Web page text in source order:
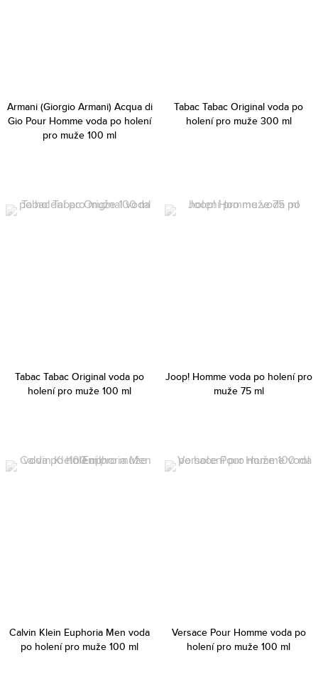
Armani (Giorgio Armani) Acqua di
Gio Pour Homme voda po holení
pro muže 100 ml
Tabac Tabac Original voda po
holení pro muže 300 ml
Tabac Tabac Original voda po
holení pro muže 100 ml
Joop! Homme voda po holení pro
muže 75 ml
Calvin Klein Euphoria Men voda
po holení pro muže 100 ml
Versace Pour Homme voda po
holení pro muže 100 ml